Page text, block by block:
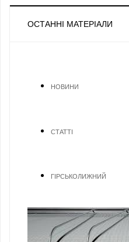
ОСТАННІ МАТЕРІАЛИ
НОВИНИ
СТАТТІ
ГІРСЬКОЛИЖНИЙ